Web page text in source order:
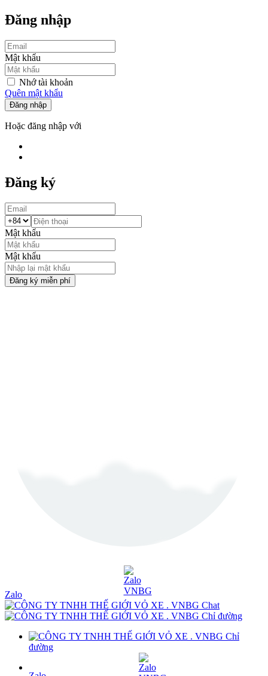
Đăng nhập
Mật khẩu
Nhớ tài khoản
Quên mật khẩu
Đăng nhập
Hoặc đăng nhập với
Đăng ký
Mật khẩu
Mật khẩu
Đăng ký miễn phí
Zalo
Chat
Chỉ đường
Chỉ
đường